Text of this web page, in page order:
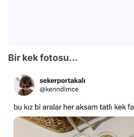
Bir kek fotosu...